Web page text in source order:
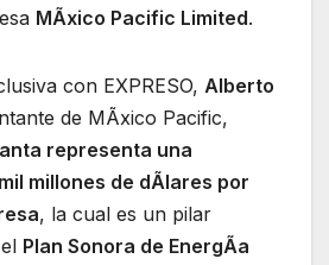
MÃxico Pacific Limited.
con EXPRESO, Alberto
de MÃxico Pacific,
representa una
millones de dÃlares por
, la cual es un pilar
Plan Sonora de EnergÃa